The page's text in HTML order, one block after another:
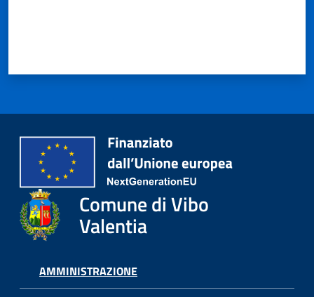
Comune di Vibo
Valentia
AMMINISTRAZIONE